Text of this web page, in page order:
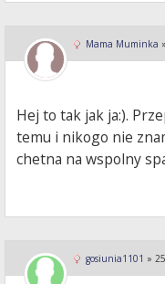
Mama Muminka »
Hej to tak jak ja:).
temu i nikogo nie
chetna na wspolny
gosiunia1101 »